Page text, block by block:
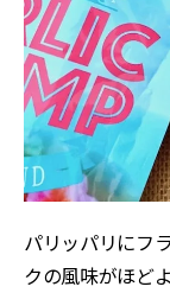
パリッパリにフ
クの風味がほど